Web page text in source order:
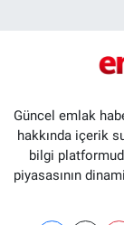
Güncel emlak
hakkında içerik
bilgi
piyasasının